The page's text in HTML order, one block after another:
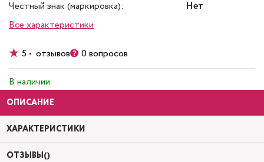
Честный знак (маркировка):
Нет
Все характеристики
5 • отзывов 0 вопросов
В наличии
ОПИСАНИЕ
ХАРАКТЕРИСТИКИ
ОТЗЫВЫ()